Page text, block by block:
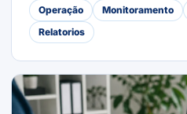
Operação Monitoramento
Relatorios